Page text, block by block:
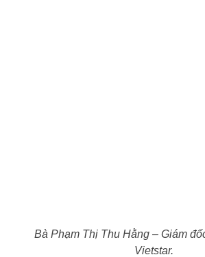
Bà Phạm Thị Thu Hằng – Giám
Vietstar.